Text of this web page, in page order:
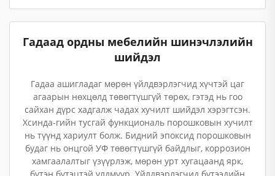
Гадаад ордны мебелийн шинэчлэлийн
шийдэл
Гадаа ашигладаг мөрөн үйлдвэрлэгчид хүчтэй цаг
агаарын нөхцөлд төвөгтүшгүй төрөх, гэтэд нь гоо
сайхан дүрс хадгалж чадах хучилт шийдэл хэрэгтсэн.
Хсинда-гийн тусгай функциональ порошковын хучилт
нь түүнд хариулт болж. Бидний эпоксид порошковын
будаг нь онцгой УФ төвөгтүшгүй байдлыг, коррозион
хамгаалалтыг үзүүрлэж, мөрөн урт хугацаанд ярк,